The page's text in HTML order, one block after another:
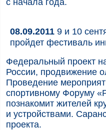
с начала года.
08.09.2011 9 и 10
пройдет фестиваль
Федеральный проект
России, продвижение
Проведение
спортивному Форуму
познакомит жителей
и устройствами.
проекта.